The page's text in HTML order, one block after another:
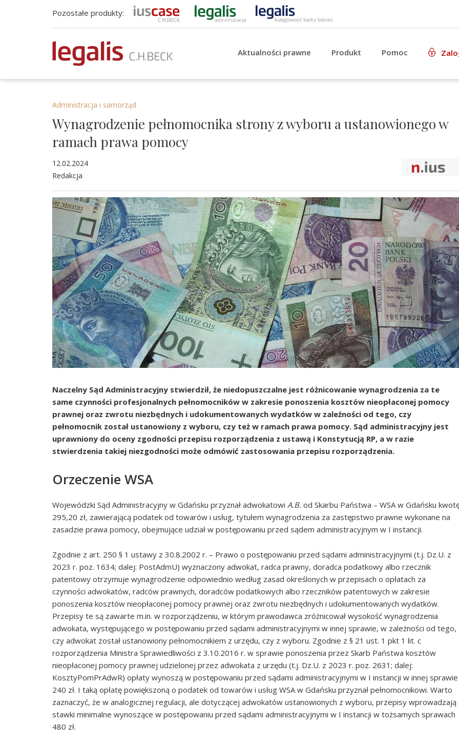
Pozostałe produkty:
Aktualności prawne Produkt Pomoc
Administracja i samorząd
Wynagrodzenie pełnomocnika strony z wyboru a ustanowionego w
ramach prawa pomocy
12.02.2024
Redakcja
Naczelny Sąd Administracyjny stwierdził, że niedopuszczalne jest różnicowanie wynagrodzenia za te
same czynności profesjonalnych pełnomocników w zakresie ponoszenia kosztów nieopłaconej pomocy
prawnej oraz zwrotu niezbędnych i udokumentowanych wydatków w zależności od tego, czy
pełnomocnik został ustanowiony z wyboru, czy też w ramach prawa pomocy. Sąd administracyjny jest
uprawniony do oceny zgodności przepisu rozporządzenia z ustawą i Konstytucją RP, a w razie
stwierdzenia takiej niezgodności może odmówić zastosowania przepisu rozporządzenia.
Orzeczenie WSA
Wojewódzki Sąd Administracyjny w Gdańsku przyznał adwokatowi A.B. od Skarbu Państwa – WSA w Gdańsku
295,20 zł, zawierającą podatek od towarów i usług, tytułem wynagrodzenia za zastępstwo prawne wykonane na
zasadzie prawa pomocy, obejmujące udział w postępowaniu przed sądem administracyjnym w I instancji.
Zgodnie z art. 250 § 1 ustawy z 30.8.2002 r. – Prawo o postępowaniu przed sądami administracyjnymi (t.j. Dz.U. z
2023 r. poz. 1634; dalej: PostAdmU) wyznaczony adwokat, radca prawny, doradca podatkowy albo rzecznik
patentowy otrzymuje wynagrodzenie odpowiednio według zasad określonych w przepisach o opłatach za
czynności adwokatów, radców prawnych, doradców podatkowych albo rzeczników patentowych w zakresie
ponoszenia kosztów nieopłaconej pomocy prawnej oraz zwrotu niezbędnych i udokumentowanych wydatków.
Przepisy te są zawarte m.in. w rozporządzeniu, w którym prawodawca zróżnicował wysokość wynagrodzenia
adwokata, występującego w postępowaniu przed sądami administracyjnymi w innej sprawie, w zależności od tego,
czy adwokat został ustanowiony pełnomocnikiem z urzędu, czy z wyboru. Zgodnie z § 21 ust. 1 pkt 1 lit. c
rozporządzenia Ministra Sprawiedliwości z 3.10.2016 r. w sprawie ponoszenia przez Skarb Państwa kosztów
nieopłaconej pomocy prawnej udzielonej przez adwokata z urzędu (t.j. Dz.U. z 2023 r. poz. 2631; dalej:
KosztyPomPrAdwR) opłaty wynoszą w postępowaniu przed sądami administracyjnymi w I instancji w innej sprawie
240 zł. I taką opłatę powiększoną o podatek od towarów i usług WSA w Gdańsku przyznał pełnomocnikowi. Warto
zaznaczyć, że w analogicznej regulacji, ale dotyczącej adwokatów ustanowionych z wyboru, przepisy wprowadzają
stawki minimalne wynoszące w postępowaniu przed sądami administracyjnymi w I instancji w tożsamych sprawach
480 zł.